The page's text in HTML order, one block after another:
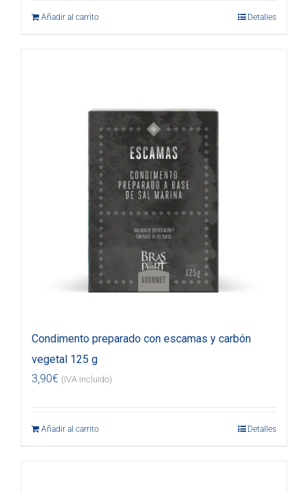
Añadir al carrito Detalles
Condimento preparado con escamas y carbón
vegetal 125 g
3,90€ (IVA incluido)
Añadir al carrito Detalles